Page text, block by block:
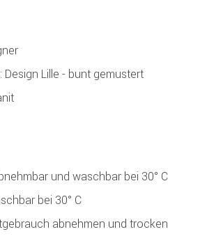
Design Lille - bunt gemustert
und waschbar bei 30° C
bei 30° C
abnehmen und trocken